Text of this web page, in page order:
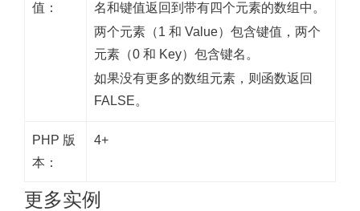
值：
名和键值返回到带有四个元素的数组中。
两个元素（1 和 Value）包含键值，两个
元素（0 和 Key）包含键名。
如果没有更多的数组元素，则函数返回
FALSE。
PHP 版
本：
4+
更多实例